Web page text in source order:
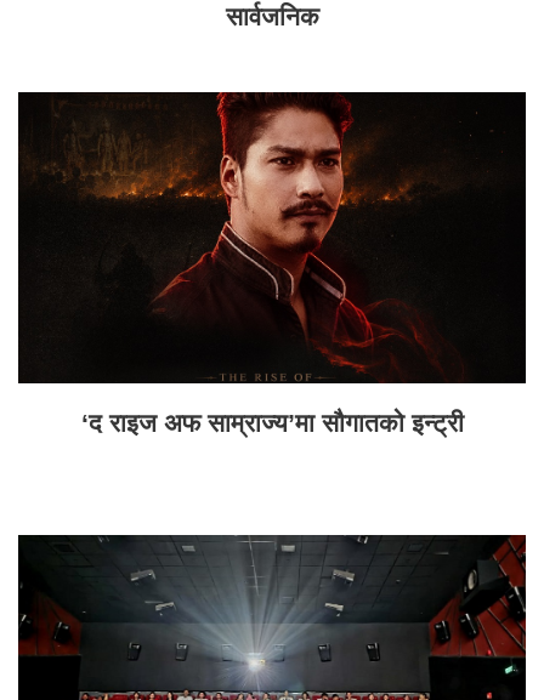
सार्वजनिक
‘द राइज अफ साम्राज्य’मा सौगातको इन्ट्री